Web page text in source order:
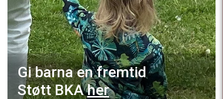
Gi barna en fremtid
Støtt BKAher